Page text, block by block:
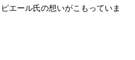
エール氏の想いがこもっていま